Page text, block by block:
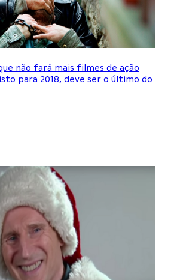
não fará mais filmes de ação
para 2018, deve ser o último do